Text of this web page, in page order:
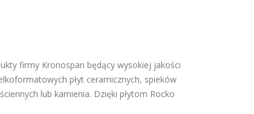
firmy Kronospan będący wysokiej jakości
płyt ceramicznych, spieków
lub kamienia. Dzięki płytom Rocko